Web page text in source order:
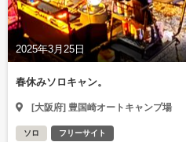
2025年3月25日
春休みソロキャン。
[大阪府] 豊国崎オートキャンプ場
ソロ フリーサイト